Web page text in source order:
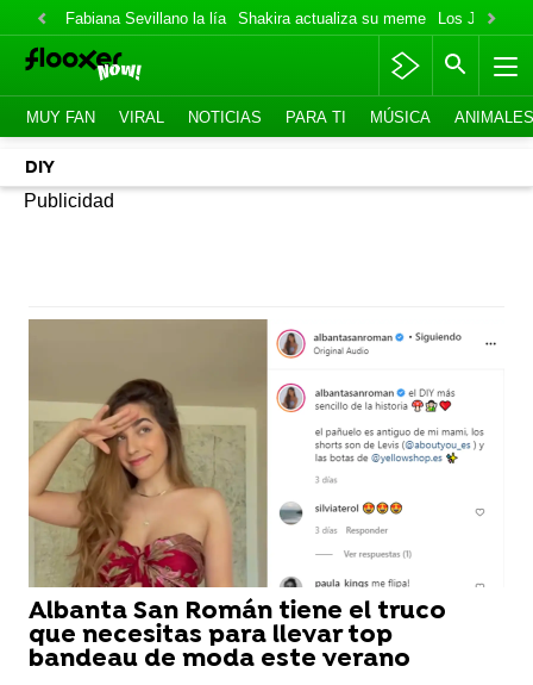
Fabiana Sevillano la lía Shakira actualiza su meme Los Jonas
MUY FAN VIRAL NOTICIAS PARA TI MÚSICA ANIMALES
DIY
Albanta San Román tiene el truco
que necesitas para llevar top
bandeau de moda este verano